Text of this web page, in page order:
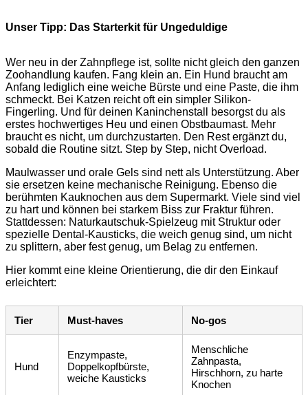
Unser Tipp: Das Starterkit für Ungeduldige
Wer neu in der Zahnpflege ist, sollte nicht gleich den ganzen
Zoohandlung kaufen. Fang klein an. Ein Hund braucht am
Anfang lediglich eine weiche Bürste und eine Paste, die ihm
schmeckt. Bei Katzen reicht oft ein simpler Silikon-
Fingerling. Und für deinen Kaninchenstall besorgst du als
erstes hochwertiges Heu und einen Obstbaumast. Mehr
braucht es nicht, um durchzustarten. Den Rest ergänzt du,
sobald die Routine sitzt. Step by Step, nicht Overload.
Maulwasser und orale Gels sind nett als Unterstützung. Aber
sie ersetzen keine mechanische Reinigung. Ebenso die
berühmten Kauknochen aus dem Supermarkt. Viele sind viel
zu hart und können bei starkem Biss zur Fraktur führen.
Stattdessen: Naturkautschuk-Spielzeug mit Struktur oder
spezielle Dental-Kausticks, die weich genug sind, um nicht
zu splittern, aber fest genug, um Belag zu entfernen.
Hier kommt eine kleine Orientierung, die dir den Einkauf
erleichtert:
Tier Must-haves No-gos
Hund
Enzympaste,
Doppelkopfbürste,
weiche Kausticks
Menschliche
Zahnpasta,
Hirschhorn, zu harte
Knochen